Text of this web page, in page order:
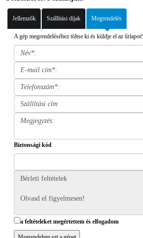
Jellemzők Szállítási díjak Megrendelés
A gép megrendeléséhez töltse ki és küldje el az űrlapot!
Biztonsági kód
a feltételeket megértettem és elfogadom